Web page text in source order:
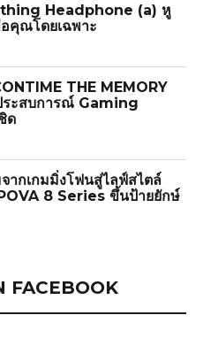
Headphone (a) หู
คุณโดยเฉพาะ
THE MEMORY
ระสบการณ์ Gaming
ด
ากเกมมิ่งโฟนสู่ไลฟ์สไตล์
8 Series ขึ้นป้ายยักษ์
FACEBOOK